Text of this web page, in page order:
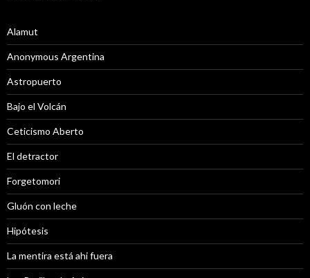
Alamut
Anonymous Argentina
Astropuerto
Bajo el Volcán
Ceticismo Aberto
El detractor
Forgetomori
Gluón con leche
Hipótesis
La mentira está ahi fuera